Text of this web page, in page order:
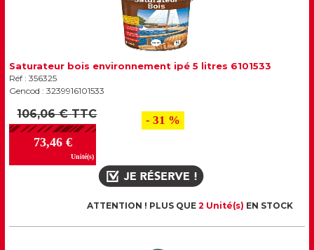
Saturateur bois environnement ipé 5 litres 6101533
Réf : 356325
Gencod : 3239916101533
106,06 € TTC
73,46 €
Unité(s)
- 31 %
ATTENTION ! PLUS QUE 2 Unité(s) EN STOCK